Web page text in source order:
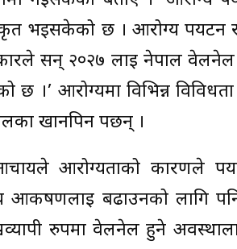
भइसकेको छ । आरोग्य पर्यटन
सन् २०२७ लाई नेपाल
छ ।’ आरोग्यमा विभिन्न
खानपिन पर्छन् ।
आरोग्यताको कारणले
आकर्षणलाई बढाउनको लागि
रुपमा वेलनेल हुने